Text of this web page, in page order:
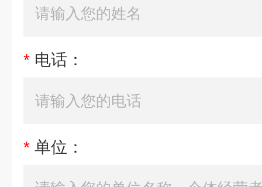
* 电话：
* 单位：